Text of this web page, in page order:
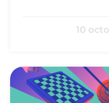
10